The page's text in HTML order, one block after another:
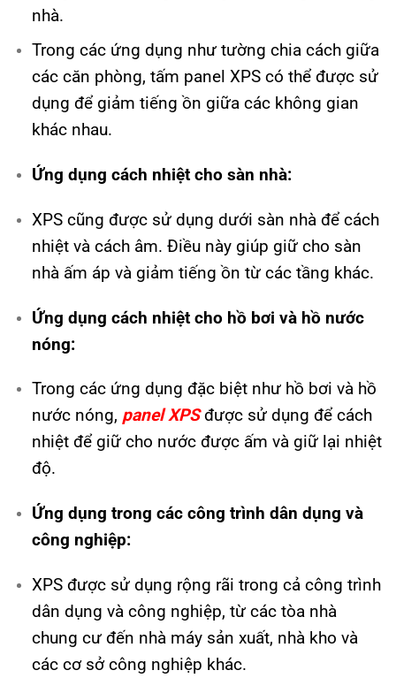
nhà.
Trong các ứng dụng như tường chia cách giữa
các căn phòng, tấm panel XPS có thể được sử
dụng để giảm tiếng ồn giữa các không gian
khác nhau.
Ứng dụng cách nhiệt cho sàn nhà:
XPS cũng được sử dụng dưới sàn nhà để cách
nhiệt và cách âm. Điều này giúp giữ cho sàn
nhà ấm áp và giảm tiếng ồn từ các tầng khác.
Ứng dụng cách nhiệt cho hồ bơi và hồ nước
nóng:
Trong các ứng dụng đặc biệt như hồ bơi và hồ
nước nóng, panel XPS được sử dụng để cách
nhiệt để giữ cho nước được ấm và giữ lại nhiệt
độ.
Ứng dụng trong các công trình dân dụng và
công nghiệp:
XPS được sử dụng rộng rãi trong cả công trình
dân dụng và công nghiệp, từ các tòa nhà
chung cư đến nhà máy sản xuất, nhà kho và
các cơ sở công nghiệp khác.